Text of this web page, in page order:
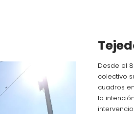
Desde el
colectivo
cuadros
la